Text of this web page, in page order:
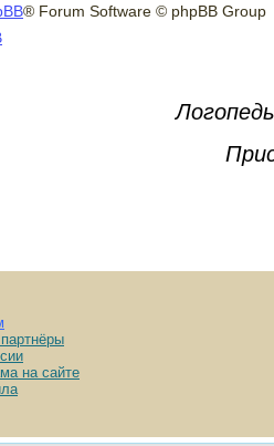
® Forum Software © phpBB Group
на сайте